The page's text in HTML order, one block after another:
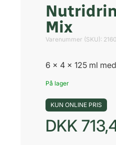
Mix
Varenummer (SKU):
6 x 4 x 125 ml
På lager
KUN ONLINE PRIS
DKK